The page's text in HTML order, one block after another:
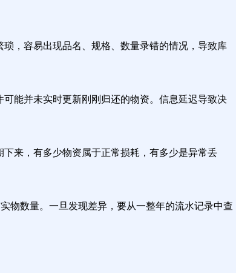
，容易出现品名、规格、数量录错的情况，导致库
能并未实时更新刚刚归还的物资。信息延迟导致决
来，有多少物资属于正常损耗，有多少是异常丢
物数量。一旦发现差异，要从一整年的流水记录中查